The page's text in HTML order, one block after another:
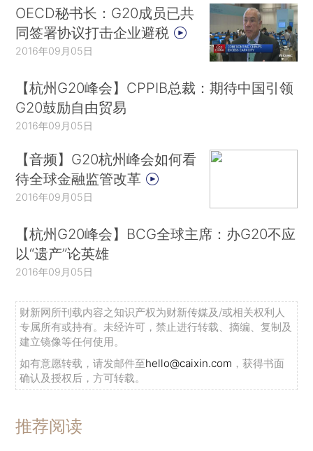
OECD秘书长：G20成员已共
同签署协议打击企业避税
2016年09月05日
【杭州G20峰会】CPPIB总裁：期待中国引领
G20鼓励自由贸易
2016年09月05日
【音频】G20杭州峰会如何看
待全球金融监管改革
2016年09月05日
【杭州G20峰会】BCG全球主席：办G20不应
以“遗产”论英雄
2016年09月05日
财新网所刊载内容之知识产权为财新传媒及/或相关权利人
专属所有或持有。未经许可，禁止进行转载、摘编、复制及
建立镜像等任何使用。
如有意愿转载，请发邮件至hello@caixin.com ，获得书面
确认及授权后，方可转载。
推荐阅读